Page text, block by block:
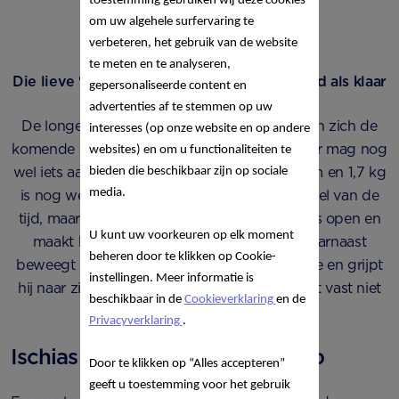
Die lieve ‘kokosnoot’ in je buik is nu zo goed als klaar
De longen en het spijsverteringsstelsel blijven zich de
komende weken nog volop ontwikkelen. En er mag nog
wel iets aan lengte en gewicht bij, want 42 cm en 1,7 kg
is nog wel klein. Je baby slaapt een groot deel van de
tijd, maar eenmaal wakker doet hij zijn oogjes open en
maakt hij allerlei gezichtsuitdrukkingen. Daarnaast
beweegt hij lekker rond, zuigt op zijn duimpje en grijpt
hij naar zijn voetjes of de navelstreng. Je kunt vast niet
wachten om je baby te zien!
Ischias tijdens je zwangerschap
om uw algehele surfervaring te
verbeteren, het gebruik van de website
te meten en te analyseren,
gepersonaliseerde content en
advertenties af te stemmen op uw
interesses (op onze website en op andere
websites) en om u functionaliteiten te
bieden die beschikbaar zijn op sociale
media.
U kunt uw voorkeuren op elk moment
beheren door te klikken op Cookie-
instellingen. Meer informatie is
beschikbaar in de Cookieverklaring en de
Privacyverklaring .
Door te klikken op “Alles accepteren”
geeft u toestemming voor het gebruik